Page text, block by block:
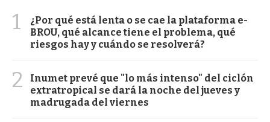
1
¿Por qué está lenta o se cae la plataforma e-
BROU, qué alcance tiene el problema, qué
riesgos hay y cuándo se resolverá?
2
Inumet prevé que "lo más intenso" del ciclón
extratropical se dará la noche del jueves y
madrugada del viernes